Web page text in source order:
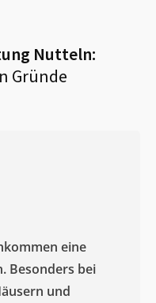
Nutteln:
Gründe
eine
Besonders bei
und